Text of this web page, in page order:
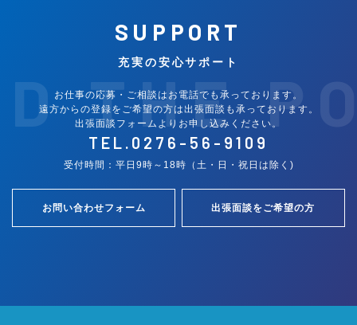
THE
SUPPORT
充実の安心サポート
お仕事の応募・ご相談はお電話でも承っております。
遠方からの登録をご希望の方は出張面談も承っております。
出張面談フォームよりお申し込みください。
TEL. 0276-56-9109
受付時間：平日9時～18時（土・日・祝日は除く)
お問い合わせフォーム 出張面談をご希望の方